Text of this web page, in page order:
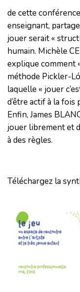
de cette
enseignant,
jouer serait «
humain. Michèle
explique comment
méthode Pickler-
laquelle « jouer
d’être actif à la
Enfin, James
jouer librement et
à des règles.
Téléchargez la